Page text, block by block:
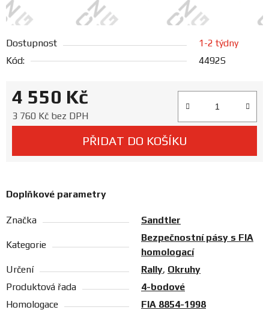
Doprava
Blog
a
katalogy
Dostupnost
1-2 týdny
Kód:
4492S
4 550 Kč
3 760 Kč bez DPH
PŘIDAT DO KOŠÍKU
Doplňkové parametry
Značka Sandtler
Kategorie
Bezpečnostní pásy s FIA
homologací
Určení
Rally, Okruhy
Produktová řada
4-bodové
Homologace
FIA 8854-1998